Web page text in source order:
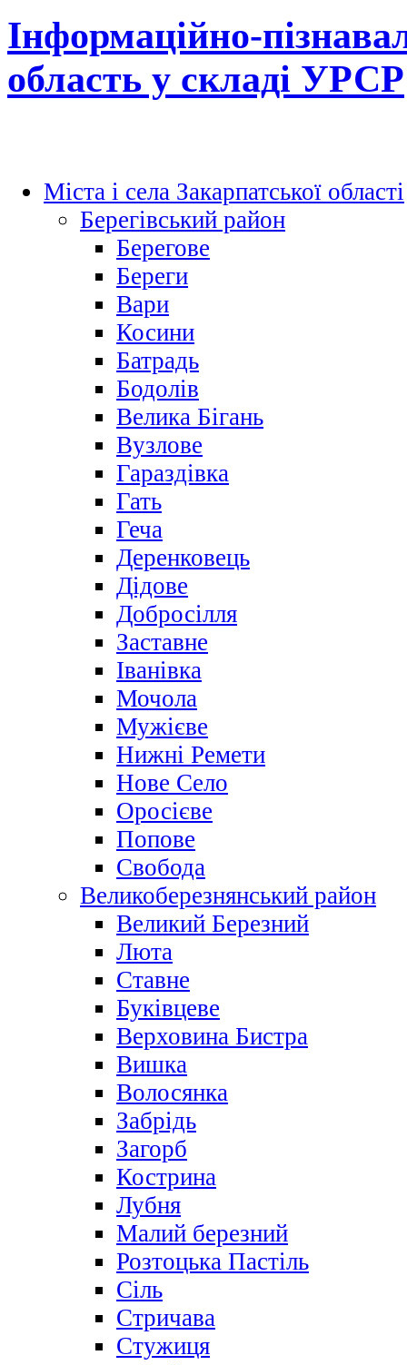
Інформаційно-
область у складі УРСР
Міста і села Закарпатської області
Берегівський район
Берегове
Береги
Вари
Косини
Батрадь
Бодолів
Велика Бігань
Вузлове
Гараздівка
Гать
Геча
Деренковець
Дідове
Добросілля
Заставне
Іванівка
Мочола
Мужієве
Нижні Ремети
Нове Село
Оросієве
Попове
Свобода
Великоберезнянський район
Великий Березний
Люта
Ставне
Буківцеве
Верховина Бистра
Вишка
Волосянка
Забрідь
Загорб
Кострина
Лубня
Малий березний
Розтоцька Пастіль
Сіль
Стричава
Стужиця